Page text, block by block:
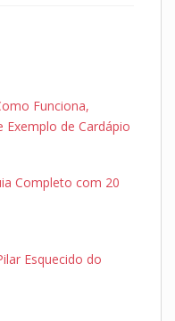
Funciona,
Exemplo de Cardápio
Completo com 20
Esquecido do